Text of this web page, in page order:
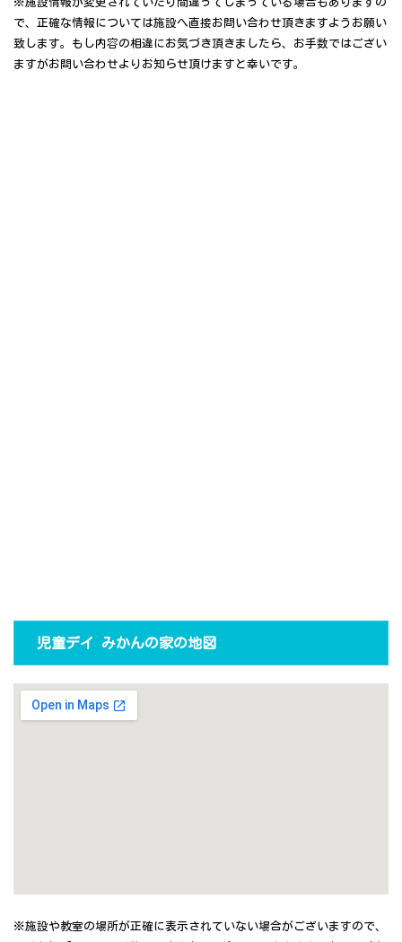
※施設情報が変更されていたり間違ってしまっている場合もありますの
で、正確な情報については施設へ直接お問い合わせ頂きますようお願い
致します。もし内容の相違にお気づき頂きましたら、お手数ではござい
ますがお問い合わせよりお知らせ頂けますと幸いです。
児童デイ みかんの家の地図
※施設や教室の場所が正確に表示されていない場合がございますので、